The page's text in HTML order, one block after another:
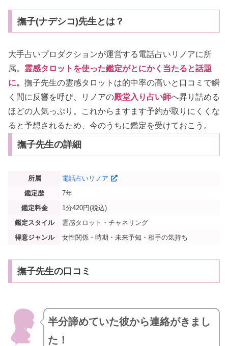
撫子(ナデシコ)先生とは？
大手占いプロダクションが運営する電話占いリノアに所
属。 霊感タロットを使った鑑定がとにかく当たると話題
に。 撫子先生の霊感タロットは的中率の高いと口コミで瞬
く間に反響を呼び、リノアの殿堂入り占い師へ昇り詰める
ほどの人気っぷり。これからますます予約が取りにくくな
ると予想されるため、今のうちに鑑定を受けておこう。
撫子先生の詳細
所属
電話占いリノア
鑑定歴
7年
鑑定料金
1分420円(税込)
鑑定スタイル
霊感タロット・チャネリング
得意ジャンル
女性関係・時期・未来予知・相手の気持ち
撫子先生の口コミ
半分諦めていた彼から連絡がきまし
た！